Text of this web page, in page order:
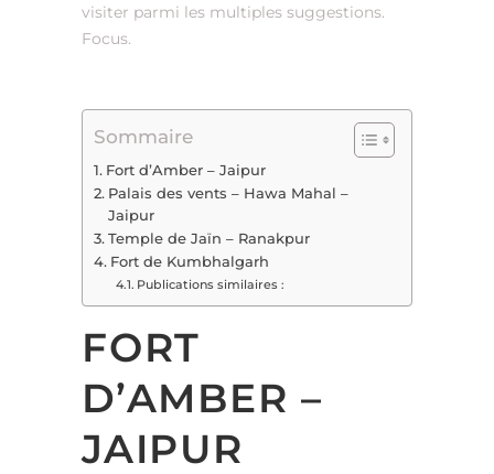
visiter parmi les multiples suggestions.
Focus.
Sommaire
Fort d’Amber – Jaipur
Palais des vents – Hawa Mahal –
Jaipur
Temple de Jaïn – Ranakpur
Fort de Kumbhalgarh
Publications similaires :
FORT
D’AMBER –
JAIPUR